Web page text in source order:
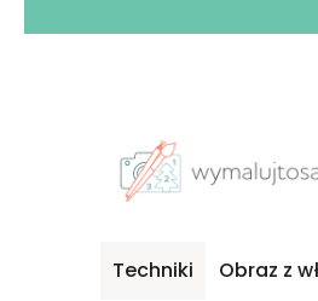
Techniki Obraz z